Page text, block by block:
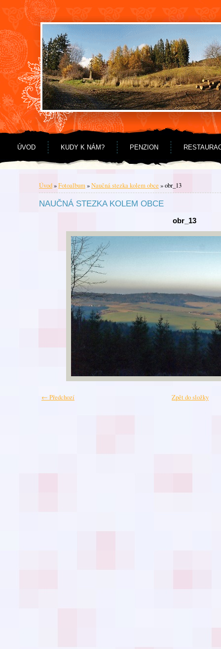
Jdi na obsah
Jdi na menu
ÚVOD KUDY K NÁM? PENZION
Úvod»Fotoalbum»Naučná stezka kolem obce »obr_13
NAUČNÁ STEZKA KOLEM OBCE
obr_13
← Předchozí Zpět do složky